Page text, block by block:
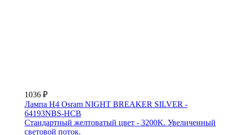
1036 ₽
Лампа H4 Osram NIGHT BREAKER SILVER -
64193NBS-HCB
Стандартный желтоватый цвет - 3200K. Увеличенный
световой поток.